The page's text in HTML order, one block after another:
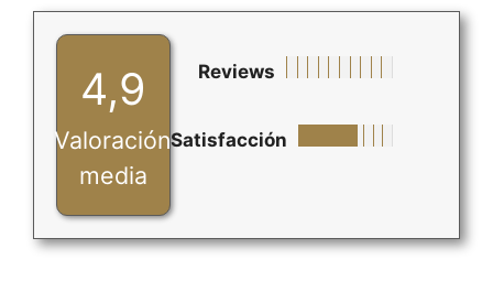
4,9
Valoración
media
Reviews
Satisfacción